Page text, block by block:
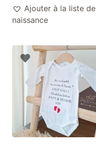
Ajouter à la liste de
naissance